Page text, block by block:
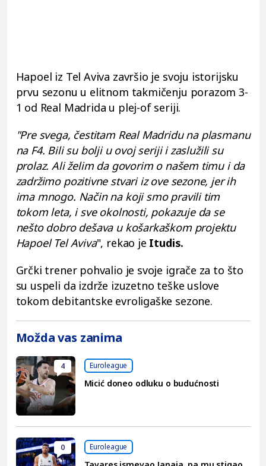
Hapoel iz Tel Aviva završio je svoju istorijsku
prvu sezonu u elitnom takmičenju porazom 3-
1 od Real Madrida u plej-of seriji.
"Pre svega, čestitam Real Madridu na plasmanu
na F4. Bili su bolji u ovoj seriji i zaslužili su
prolaz. Ali želim da govorim o našem timu i da
zadržimo pozitivne stvari iz ove sezone, jer ih
ima mnogo. Način na koji smo pravili tim
tokom leta, i sve okolnosti, pokazuje da se
nešto dobro dešava u košarkaškom projektu
Hapoel Tel Aviva", rekao je Itudis.
Grčki trener pohvalio je svoje igrače za to što
su uspeli da izdrže izuzetno teške uslove
tokom debitantske evroligaške sezone.
Možda vas zanima
4 Euroleague
Micić doneo odluku o budućnosti
0 Euroleague